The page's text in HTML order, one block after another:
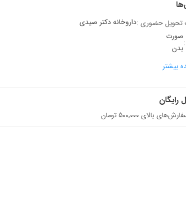
تحویل حضوری :داروخانه دکتر صیدی
صورت
بدن
بیشتر
رایگان
بالای 500,000 تومان